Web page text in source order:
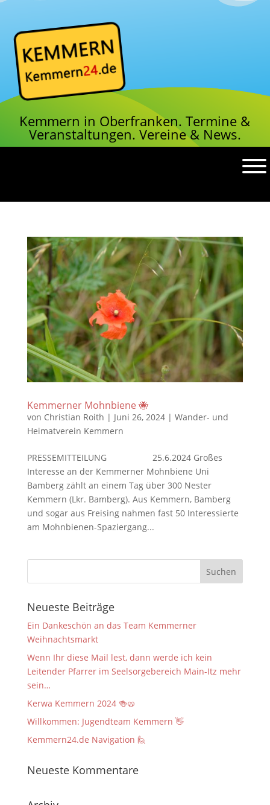
Kemmern in Oberfranken.Termine &
Veranstaltungen. Vereine & News.
Kemmerner Mohnbiene 🐝
von Christian Roith | Juni 26, 2024| Wander- und
Heimatverein Kemmern
PRESSEMITTEILUNG 25.6.2024 Großes
Interesse an der Kemmerner Mohnbiene Uni
Bamberg zählt an einem Tag über 300 Nester
Kemmern (Lkr. Bamberg). Aus Kemmern, Bamberg
und sogar aus Freising nahmen fast 50 Interessierte
am Mohnbienen-Spaziergang...
Neueste Beiträge
Ein Dankeschön an das Team Kemmerner
Weihnachtsmarkt
Wenn Ihr diese Mail lest, dann werde ich kein
Leitender Pfarrer im Seelsorgebereich Main-Itz mehr
sein…
Kerwa Kemmern 2024 🍻🥨
Willkommen: Jugendteam Kemmern 👋
Kemmern24.de Navigation 🙋
Neueste Kommentare